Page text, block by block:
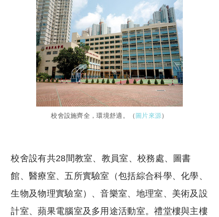
校舍設施齊全，環境舒適。（ 圖片來源）
校舍設有共28間教室、教員室、校務處、圖書
館、醫療室、五所實驗室（包括綜合科學、化學、
生物及物理實驗室）、音樂室、地理室、美術及設
計室、蘋果電腦室及多用途活動室。禮堂樓與主樓